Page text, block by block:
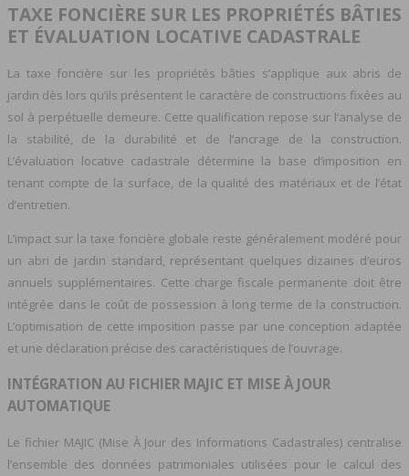
TAXE FONCIÈRE SUR LES PROPRIÉTÉS BÂTIES
ET ÉVALUATION LOCATIVE CADASTRALE
La taxe foncière sur les propriétés bâties s’applique aux abris de
jardin dès lors qu’ils présentent le caractère de constructions fixées au
sol à perpétuelle demeure. Cette qualification repose sur l’analyse de
la stabilité, de la durabilité et de l’ancrage de la construction.
L’évaluation locative cadastrale détermine la base d’imposition en
tenant compte de la surface, de la qualité des matériaux et de l’état
d’entretien.
L’impact sur la taxe foncière globale reste généralement modéré pour
un abri de jardin standard, représentant quelques dizaines d’euros
annuels supplémentaires. Cette charge fiscale permanente doit être
intégrée dans le coût de possession à long terme de la construction.
L’optimisation de cette imposition passe par une conception adaptée
et une déclaration précise des caractéristiques de l’ouvrage.
INTÉGRATION AU FICHIER MAJIC ET MISE À JOUR
AUTOMATIQUE
Le fichier MAJIC (Mise À Jour des Informations Cadastrales) centralise
l’ensemble des données patrimoniales utilisées pour le calcul des